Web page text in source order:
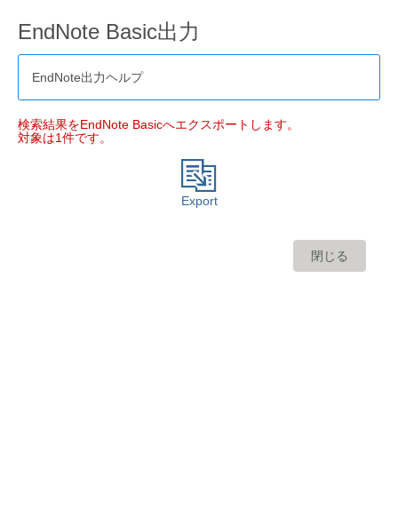
EndNote Basic出力
EndNote出力ヘルプ
検索結果をEndNote Basicへエクスポートします。
対象は1件です。
Export